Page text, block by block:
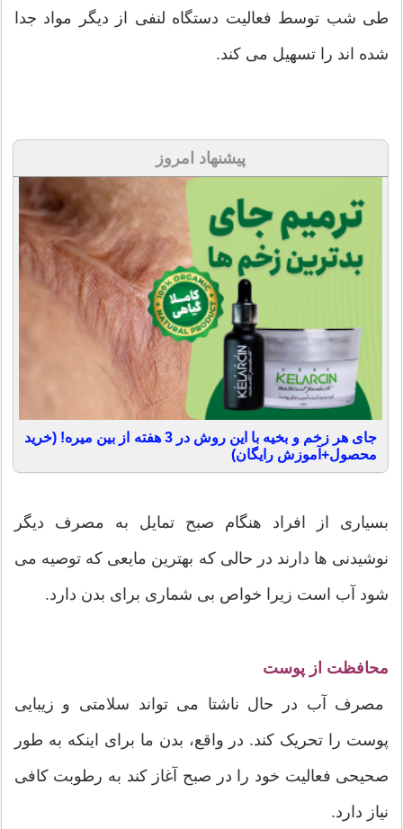
طی شب توسط فعالیت دستگاه لنفی از دیگر مواد جدا
شده اند را تسهیل می کند.
پیشنهاد امروز
جای هر زخم و بخیه با این روش در 3 هفته از بین میره! (خرید
محصول+آموزش رایگان)
بسیاری از افراد هنگام صبح تمایل به مصرف دیگر
نوشیدنی ها دارند در حالی که بهترین مایعی که توصیه می
شود آب است زیرا خواص بی شماری برای بدن دارد.
محافظت از پوست
مصرف آب در حال ناشتا می تواند سلامتی و زیبایی
پوست را تحریک کند. در واقع، بدن ما برای اینکه به طور
صحیحی فعالیت خود را در صبح آغاز کند به رطوبت کافی
نیاز دارد.